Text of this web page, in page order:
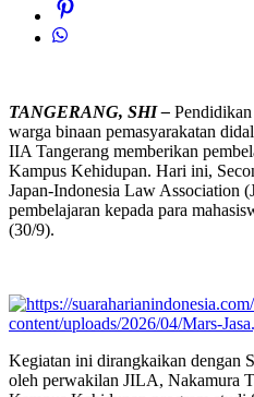
TANGERANG, SHI –
warga binaan pemasyarakatan
IIA Tangerang memberikan
Kampus Kehidupan. Hari ini,
Japan-Indonesia Law Association
pembelajaran kepada para
(30/9).
Kegiatan ini dirangkaikan dengan
oleh perwakilan JILA, Nakamura